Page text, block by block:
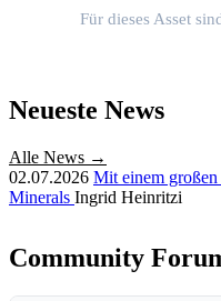
Für dieses Asset
Neueste News
Alle News →
02.07.2026 Mit einem
Minerals Ingrid Heinritzi
Community